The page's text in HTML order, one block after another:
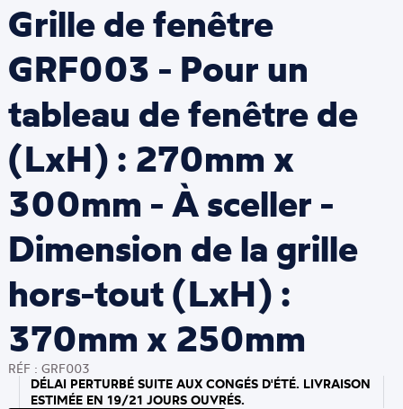
Grille de fenêtre
GRF003 - Pour un
tableau de fenêtre de
(LxH) : 270mm x
300mm - À sceller -
Dimension de la grille
hors-tout (LxH) :
370mm x 250mm
RÉF : GRF003
DÉLAI PERTURBÉ SUITE AUX CONGÉS D'ÉTÉ. LIVRAISON
ESTIMÉE EN 19/21 JOURS OUVRÉS.